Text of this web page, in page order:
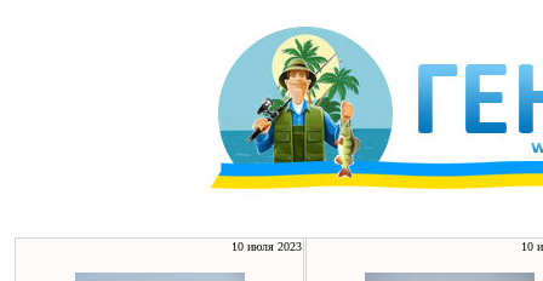
10 июля 2023 10